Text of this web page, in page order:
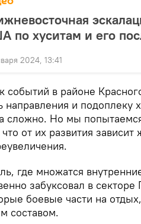
по хуситам и его
2024, 13:41
событий в районе
направления и подоплеку
сложно. Но мы
от их развития
где множатся
забуксовал в
боевые части на
составом.